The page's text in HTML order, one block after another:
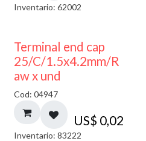
Inventario: 62002
Terminal end cap
25/C/1.5x4.2mm/R
aw x und
Cod: 04947
US$ 0,02
Inventario: 83222